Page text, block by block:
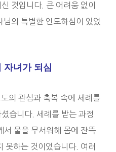
것입니다. 큰 어려움 없이
의 특별한 인도하심이 있었
녀가 되심
의 관심과 축복 속에 세례를
습니다. 세례를 받는 과정
서 물을 무서워해 몸에 잔뜩
못하는 것이었습니다. 여러